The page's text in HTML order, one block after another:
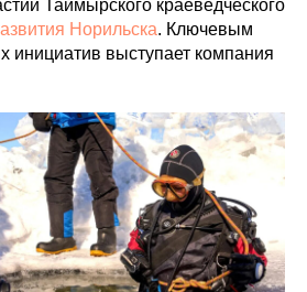
Таймырского краеведческого
Норильска. Ключевым
инициатив выступает компания